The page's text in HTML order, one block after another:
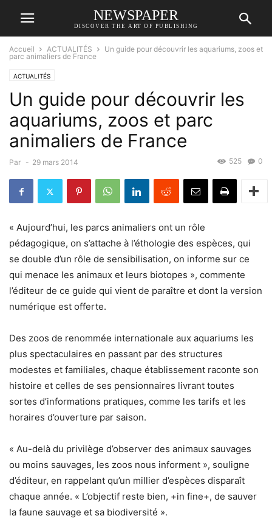
NEWSPAPER
DISCOVER THE ART OF PUBLISHING
Accueil ACTUALITÉS
Un guide pour découvrir les aquariums, zoos et
parc animaliers de France
ACTUALITÉS
Un guide pour découvrir les
aquariums, zoos et parc
animaliers de France
Par - 29 mars 2014 0
525
« Aujourd’hui, les parcs animaliers ont un rôle
pédagogique, on s’attache à l’éthologie des espèces, qui
se double d’un rôle de sensibilisation, on informe sur ce
qui menace les animaux et leurs biotopes », commente
l’éditeur de ce guide qui vient de paraître et dont la version
numérique est offerte.
Des zoos de renommée internationale aux aquariums les
plus spectaculaires en passant par des structures
modestes et familiales, chaque établissement raconte son
histoire et celles de ses pensionnaires livrant toutes
sortes d’informations pratiques, comme les tarifs et les
horaires d’ouverture par saison.
« Au-delà du privilège d’observer des animaux sauvages
ou moins sauvages, les zoos nous informent », souligne
d’éditeur, en rappelant qu’un millier d’espèces disparaît
chaque année. « L’objectif reste bien, +in fine+, de sauver
la faune sauvage et sa biodiversité ».